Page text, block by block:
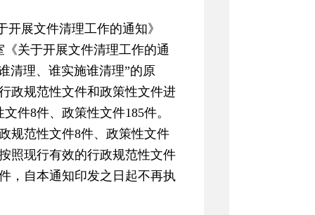
展文件清理工作的通知》
关于开展文件清理工作的通
清理、谁实施谁清理”的原
政规范性文件和政策性文件进
件8件、政策性文件185件。
规范性文件8件、政策性文件
照现行有效的行政规范性文件
，自本通知印发之日起不再执